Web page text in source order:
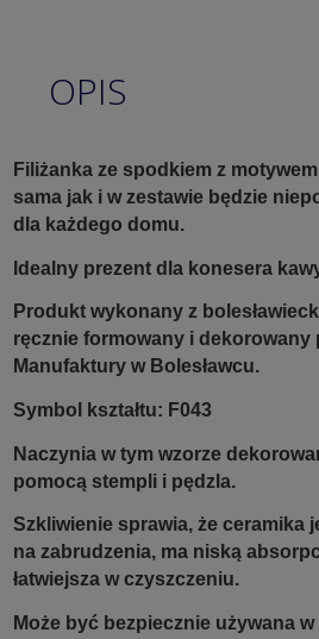
OPIS
Filiżanka ze spodkiem z
sama jak i w zestawie będzie
dla każdego domu.
Idealny prezent dla konesera
Produkt wykonany z
ręcznie formowany i dekorowany
Manufaktury w Bolesławcu.
Symbol kształtu: F043
Naczynia w tym wzorze
pomocą stempli i pędzla.
Szkliwienie sprawia, że ceramika
na zabrudzenia, ma niską
łatwiejsza w czyszczeniu.
Może być bezpiecznie używana